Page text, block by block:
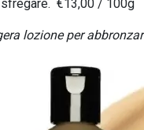
€13,00 / 100g
lozione per